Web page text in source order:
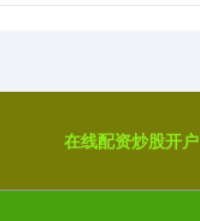
在线配资炒股开户